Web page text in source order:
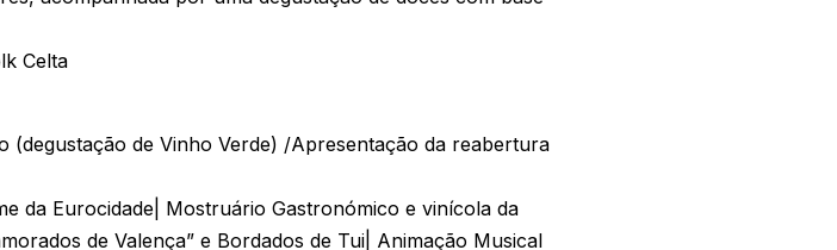
Celta
(degustação de Vinho Verde) /Apresentação da reabertura
da Eurocidade| Mostruário Gastronómico e vinícola da
de Valença” e Bordados de Tui| Animação Musical